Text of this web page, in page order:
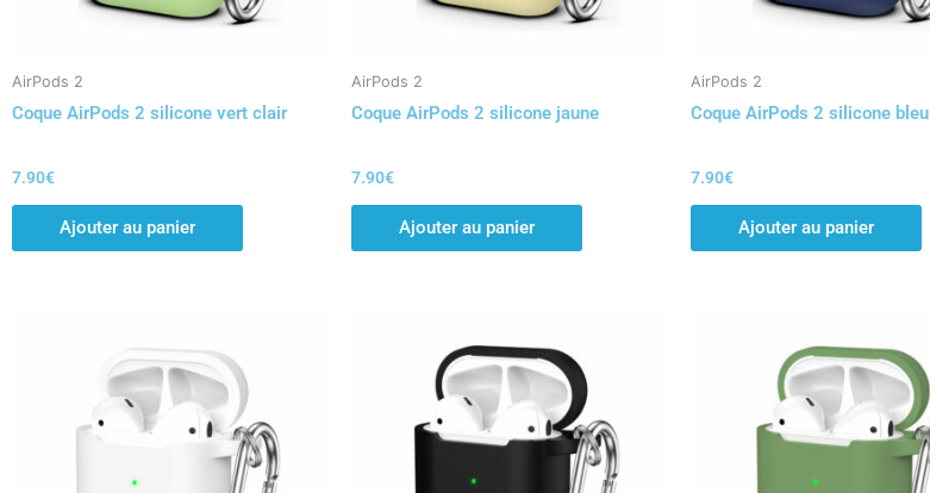
AirPods 2
Coque AirPods 2 silicone vert clair
7.90€
Ajouter au panier
AirPods 2
Coque AirPods 2 silicone jaune
7.90€
Ajouter au panier
AirPods 2
Coque AirPods 2 silicone bleu
7.90€
Ajouter au panier